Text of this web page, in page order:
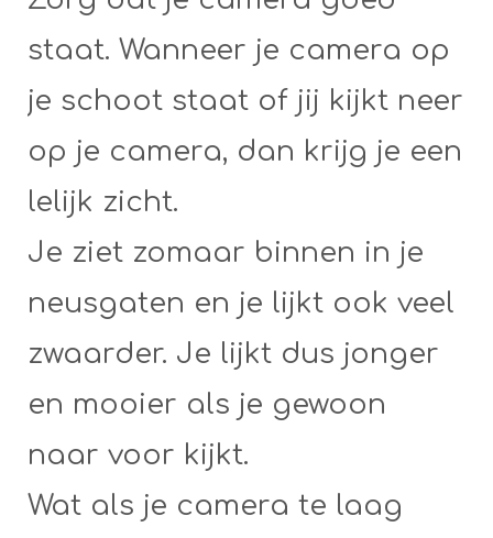
staat. Wanneer je camera op
je schoot staat of jij kijkt neer
op je camera, dan krijg je een
lelijk zicht.
Je ziet zomaar binnen in je
neusgaten en je lijkt ook veel
zwaarder. Je lijkt dus jonger
en mooier als je gewoon
naar voor kijkt.
Wat als je camera te laag